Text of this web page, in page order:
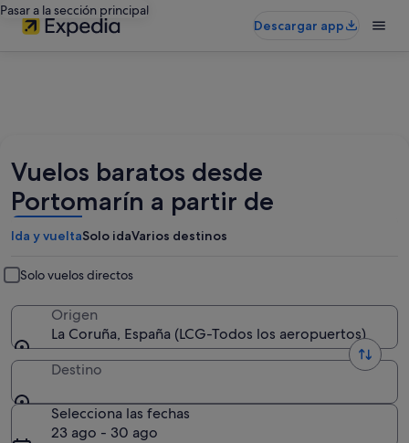
Pasar a la sección principal
Descargar app
Vuelos baratos desde
Portomarín a partir de
Ida y vueltaSolo idaVarios destinos
Solo vuelos directos
Origen
La Coruña, España (LCG-Todos los aeropuertos)
Destino
Selecciona las fechas
23 ago - 30 ago